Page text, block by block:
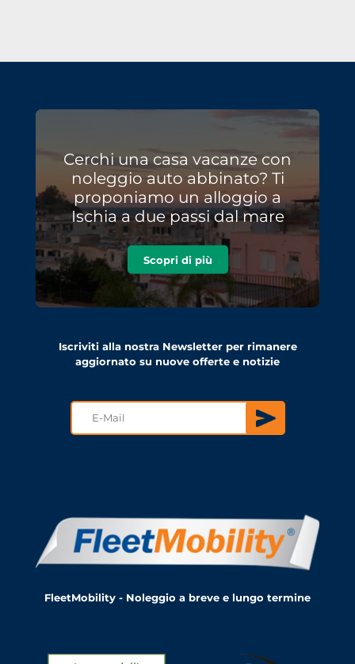
Cerchi una casa vacanze con
noleggio auto abbinato? Ti
proponiamo un alloggio a
Ischia a due passi dal mare
Scopri di più
Iscriviti alla nostra Newsletter per rimanere
aggiornato su nuove offerte e notizie
FleetMobility - Noleggio a breve e lungo termine